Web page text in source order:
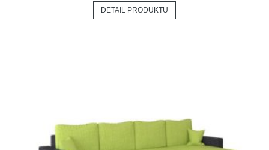
DETAIL PRODUKTU